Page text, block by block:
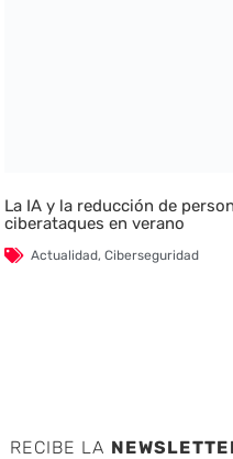
La IA y la reducción de
ciberataques en verano
Actualidad,Ciberseguridad
RECIBE LA